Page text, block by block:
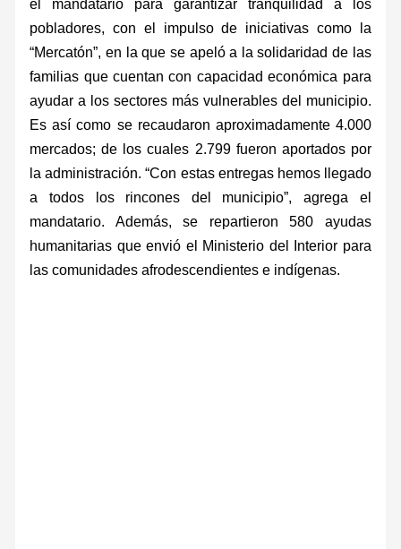
pobladores, con el impulso de iniciativas como la
“Mercatón”, en la que se apeló a la solidaridad de las
familias que cuentan con capacidad económica para
ayudar a los sectores más vulnerables del municipio.
Es así como se recaudaron aproximadamente 4.000
mercados; de los cuales 2.799 fueron aportados por
la administración. “Con estas entregas hemos llegado
a todos los rincones del municipio”, agrega el
mandatario. Además, se repartieron 580 ayudas
humanitarias que envió el Ministerio del Interior para
las comunidades afrodescendientes e indígenas.